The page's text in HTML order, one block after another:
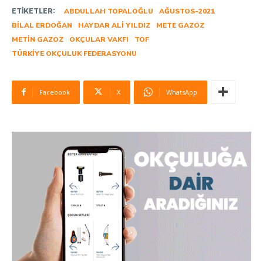
ETIKETLER: ABDULLAH TOPALOĞLU
AĞUSTOS-2021
BILAL ERDOĞAN
HAYDAR ALI YILDIZ
METE GAZOZ
METIN GAZOZ
OKÇULAR VAKFI
TOF
TÜRKIYE OKÇULUK FEDERASYONU
Facebook X WhatsApp